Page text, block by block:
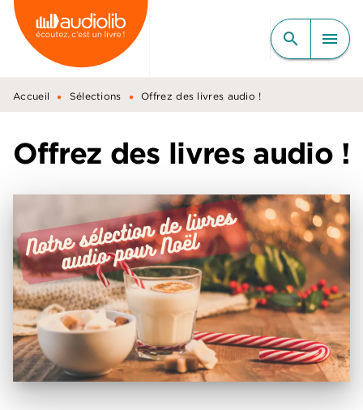
MENU RECHERCHE
CONTENU
PIED DE PAGE
search menu
Accueil • Sélections • Offrez des livres audio !
Offrez des livres audio !